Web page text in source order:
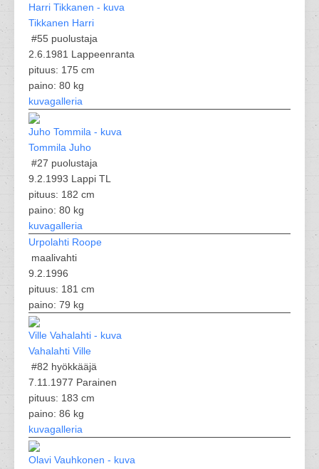
Tikkanen Harri
#55 puolustaja
2.6.1981 Lappeenranta
pituus: 175 cm
paino: 80 kg
kuvagalleria
Tommila Juho
#27 puolustaja
9.2.1993 Lappi TL
pituus: 182 cm
paino: 80 kg
kuvagalleria
Urpolahti Roope
maalivahti
9.2.1996
pituus: 181 cm
paino: 79 kg
Vahalahti Ville
#82 hyökkääjä
7.11.1977 Parainen
pituus: 183 cm
paino: 86 kg
kuvagalleria